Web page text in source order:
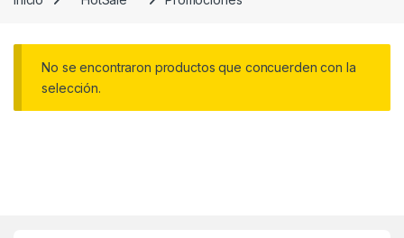
No se encontraron productos que concuerden con la
selección.